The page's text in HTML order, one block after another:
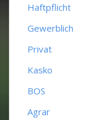
Haftpflicht
Gewerblich
Privat
Kasko
BOS
Agrar